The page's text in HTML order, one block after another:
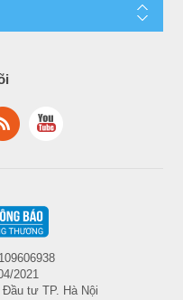
2021
tư TP. Hà Nội